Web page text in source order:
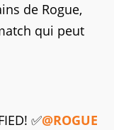
de Rogue,
qui peut
✅@ROGUE